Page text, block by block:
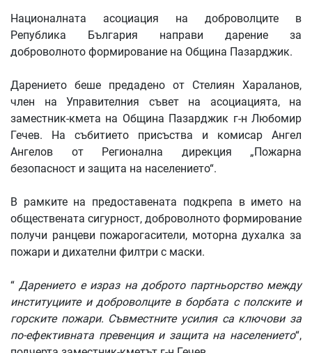
Националната асоциация на доброволците в
Република България направи дарение за
доброволното формирование на Община Пазарджик.
Дарението беше предадено от Стелиян Хараланов,
член на Управителния съвет на асоциацията, на
заместник-кмета на Община Пазарджик г-н Любомир
Гечев. На събитието присъства и комисар Ангел
Ангелов от Регионална дирекция „Пожарна
безопасност и защита на населението“.
В рамките на предоставената подкрепа в името на
обществената сигурност, доброволното формирование
получи ранцеви пожарогасители, моторна духалка за
пожари и дихателни филтри с маски.
“Дарението е израз на доброто партньорство между
институциите и доброволците в борбата с полските и
горските пожари. Съвместните усилия са ключови за
по-ефективната превенция и защита на населението“,